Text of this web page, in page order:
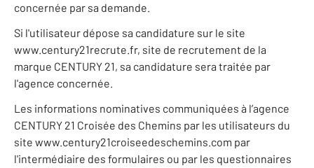
concernée par sa demande.
Si l'utilisateur dépose sa candidature sur le site
www.century21recrute.fr, site de recrutement de la
marque CENTURY 21, sa candidature sera traitée par
l'agence concernée.
Les informations nominatives communiquées à l’agence
CENTURY 21 Croisée des Chemins par les utilisateurs du
site www.century21croiseedeschemins.com par
l'intermédiaire des formulaires ou par les questionnaires